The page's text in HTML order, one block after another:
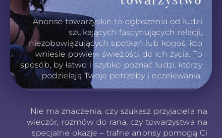
Anonse towarzyskie to ogłoszenia od ludzi
szukających fascynujących relacji,
niezobowiązujących spotkań lub kogoś, kto
wniesie powiew świeżości do ich życia. To
sposób, by łatwo i szybko poznać ludzi, którzy
podzielają Twoje potrzeby i oczekiwania.
Nie ma znaczenia, czy szukasz przyjaciela na
wieczór, rozmów do rana, czy towarzystwa na
specjalne okazje – trafne anonsy pomogą Ci